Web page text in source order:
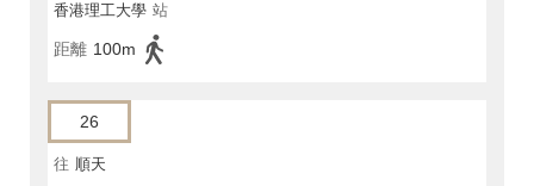
香港理工大學 站
距離 100m
26
往 順天